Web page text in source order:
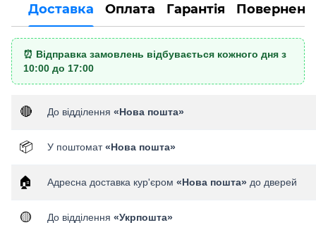
Доставка Оплата Гарантія
⏰ Відправка замовлень відбувається кожного дня з
10:00 до 17:00
🔴 До відділення «Нова пошта»
📦 У поштомат«Нова пошта»
🏠 Адресна доставка кур'єром «Нова пошта» до дверей
🟡 До відділення «Укрпошта»